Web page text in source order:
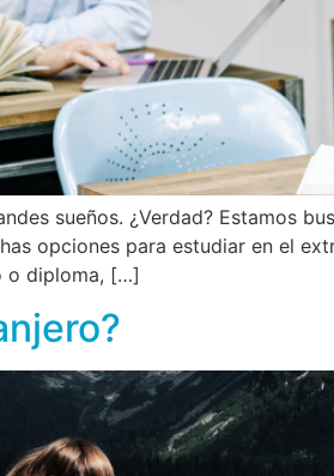
sueños. ¿Verdad? Estamos
opciones para estudiar en el
o diploma, […]